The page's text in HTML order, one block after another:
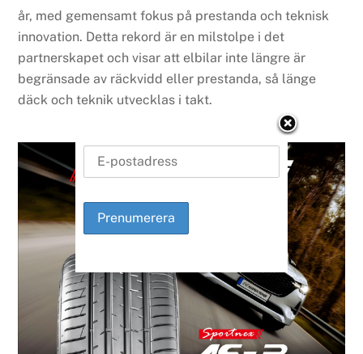
år, med gemensamt fokus på prestanda och teknisk
innovation. Detta rekord är en milstolpe i det
partnerskapet och visar att elbilar inte längre är
begränsade av räckvidd eller prestanda, så länge
däck och teknik utvecklas i takt.